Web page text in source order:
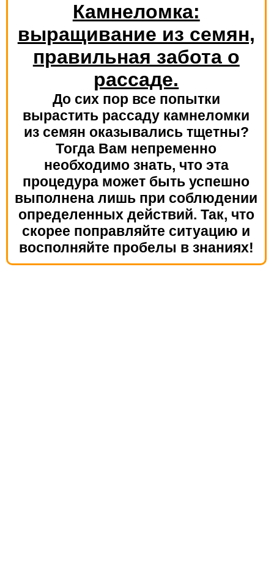
Камнеломка:
выращивание из семян,
правильная забота о
рассаде.
До сих пор все попытки
вырастить рассаду камнеломки
из семян оказывались тщетны?
Тогда Вам непременно
необходимо знать, что эта
процедура может быть успешно
выполнена лишь при соблюдении
определенных действий. Так, что
скорее поправляйте ситуацию и
восполняйте пробелы в знаниях!